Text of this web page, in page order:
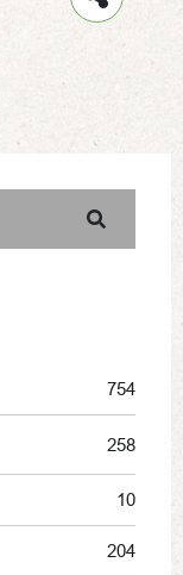
754
258
10
204